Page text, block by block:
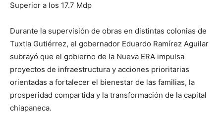
Superior a los 17.7 Mdp
Durante la supervisión de obras en distintas colonias de
Tuxtla Gutiérrez, el gobernador Eduardo Ramírez Aguilar
subrayó que el gobierno de la Nueva ERA impulsa
proyectos de infraestructura y acciones prioritarias
orientadas a fortalecer el bienestar de las familias, la
prosperidad compartida y la transformación de la capital
chiapaneca.